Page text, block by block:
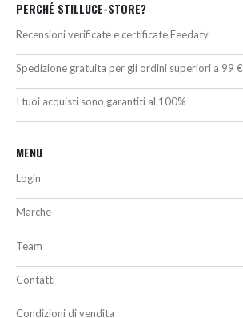
PERCHÉ STILLUCE-STORE?
Recensioni verificate e certificate Feedaty
Spedizione gratuita per gli ordini superiori a 99 €
I tuoi acquisti sono garantiti al 100%
MENU
Login
Marche
Team
Contatti
Condizioni di vendita